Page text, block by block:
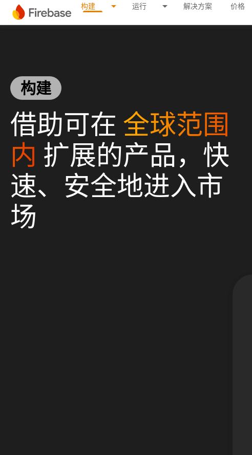
构建 运行 解决方案 价格
构建
借助可在 全球范围
内 扩展的产品，快
速、安全地进入市
场